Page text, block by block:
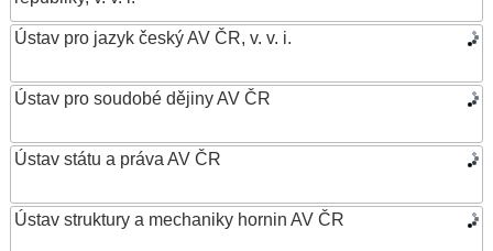
Ústav pro jazyk český AV ČR, v. v. i.
Ústav pro soudobé dějiny AV ČR
Ústav státu a práva AV ČR
Ústav struktury a mechaniky hornin AV ČR